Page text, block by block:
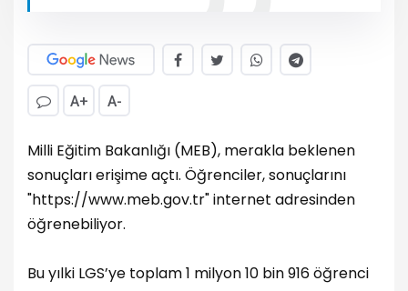
A+ A-
Milli Eğitim Bakanlığı (MEB), merakla beklenen
sonuçları erişime açtı. Öğrenciler, sonuçlarını
"https://www.meb.gov.tr" internet adresinden
öğrenebiliyor.
Bu yılki LGS’ye toplam 1 milyon 10 bin 916 öğrenci